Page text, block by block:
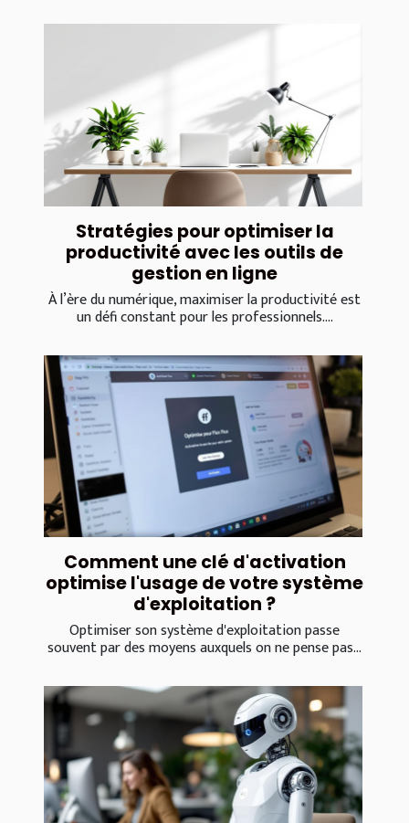
Stratégies pour optimiser la
productivité avec les outils de
gestion en ligne
À l’ère du numérique, maximiser la productivité est
un défi constant pour les professionnels....
Comment une clé d'activation
optimise l'usage de votre système
d'exploitation ?
Optimiser son système d'exploitation passe
souvent par des moyens auxquels on ne pense pas...